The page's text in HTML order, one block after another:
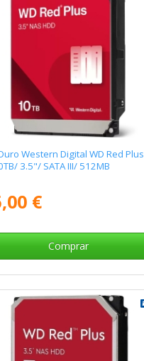
Western Digital WD Red Plus
3.5"/ SATA III/ 512MB
€
Comprar